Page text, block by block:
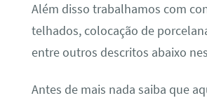
Além disso trabalhamos com
telhados, colocação de
entre outros descritos abaixo
Antes de mais nada saiba que